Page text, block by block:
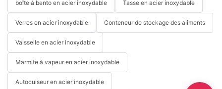
boîte à bento en acier inoxydable Tasse en acier inoxydable
Verres en acier inoxydable Conteneur de stockage des aliments
Vaisselle en acier inoxydable
Marmite à vapeur en acier inoxydable
Autocuiseur en acier inoxydable